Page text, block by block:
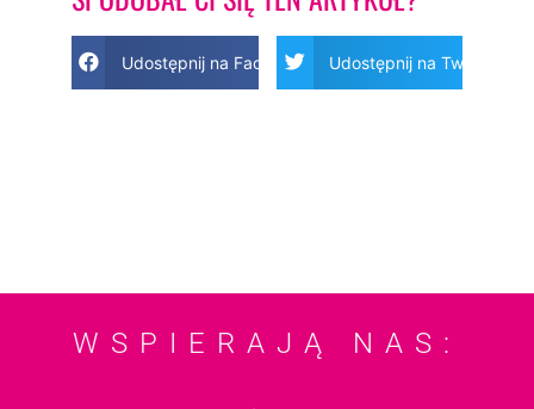
Udostępnij na Facebook Udostępnij na Twitter
WSPIERAJĄ NAS: